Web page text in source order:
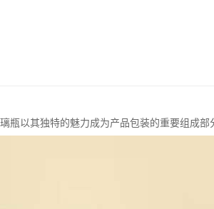
瓶以其独特的魅力成为产品包装的重要组成部